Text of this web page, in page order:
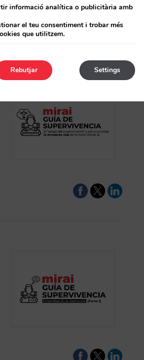
informació analítica o publicitària amb
el teu consentiment i trobar més
que utilitzem.
Settings
Rebutjar